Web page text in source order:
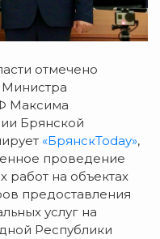
отмечено
Максима
Брянской
«БрянскToday»,
проведение
работ на объектах
предоставления
услуг на
Республики